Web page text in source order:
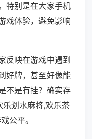
特别是在大家手机
戏体验，避免影响
反映在游戏中遇到
好牌，甚至好像能
不是有挂？确实存
划水麻将,欢乐茶
公平。